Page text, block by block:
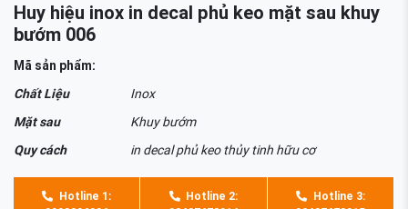
Huy hiệu inox in decal phủ keo mặt sau khuy
bướm 006
Mã sản phẩm:
Chất Liệu
Inox
Mặt sau
Khuy bướm
Quy cách
in decal phủ keo thủy tinh hữu cơ
Hotline 1:
Hotline 2:
Hotline 3: